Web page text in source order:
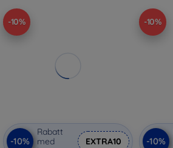
-10%
-10%
Rabatt
med
EXTRA10
-10%
-10%